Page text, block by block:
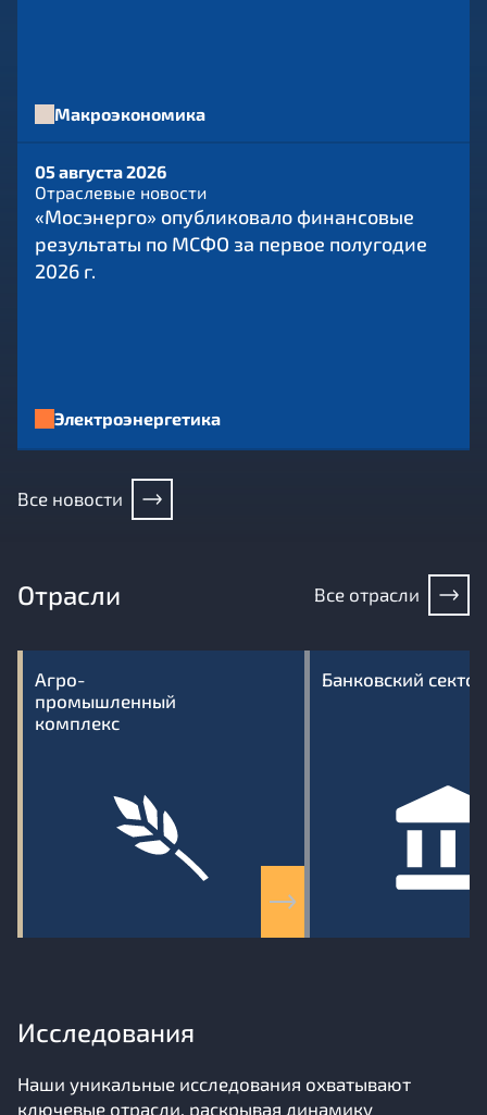
Макроэкономика
05 августа 2026
Отраслевые новости
«Мосэнерго» опубликовало финансовые
результаты по МСФО за первое полугодие
2026 г.
Электроэнергетика
Все новости
Отрасли Все отрасли
Агро-
промышленный
комплекс
Банковский сектор
Исследования
Наши уникальные исследования охватывают
ключевые отрасли, раскрывая динамику